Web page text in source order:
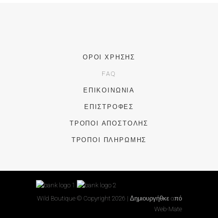
ΌΡΟΙ ΧΡΉΣΗΣ
FAQ
ΕΠΙΚΟΙΝΩΝΊΑ
ΕΠΙΣΤΡΟΦΈΣ
ΤΡΌΠΟΙ ΑΠΟΣΤΟΛΉΣ
ΤΡΌΠΟΙ ΠΛΗΡΩΜΉΣ
Wild Boutique © Copyright2026 | Δημιουργήθκε από
Web-Mate